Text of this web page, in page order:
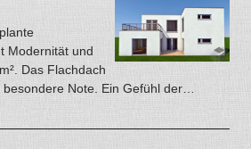
Modernität und
Das Flachdach
Note. Ein Gefühl der…